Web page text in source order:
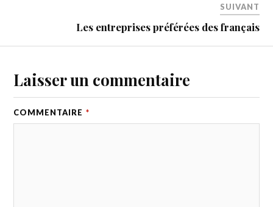
SUIVANT
Les entreprises préférées des français
Laisser un commentaire
COMMENTAIRE *